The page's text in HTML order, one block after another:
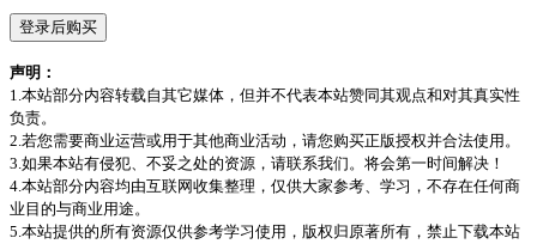
登录后购买
声明：
1.本站部分内容转载自其它媒体，但并不代表本站赞同其观点和对其真实性
负责。
2.若您需要商业运营或用于其他商业活动，请您购买正版授权并合法使用。
3.如果本站有侵犯、不妥之处的资源，请联系我们。将会第一时间解决！
4.本站部分内容均由互联网收集整理，仅供大家参考、学习，不存在任何商
业目的与商业用途。
5.本站提供的所有资源仅供参考学习使用，版权归原著所有，禁止下载本站